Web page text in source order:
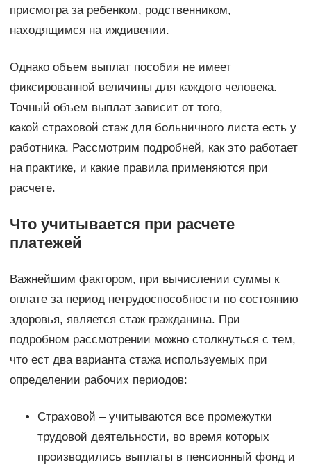
присмотра за ребенком, родственником,
находящимся на иждивении.
Однако объем выплат пособия не имеет
фиксированной величины для каждого человека.
Точный объем выплат зависит от того,
какой страховой стаж для больничного листа есть у
работника. Рассмотрим подробней, как это работает
на практике, и какие правила применяются при
расчете.
Что учитывается при расчете
платежей
Важнейшим фактором, при вычислении суммы к
оплате за период нетрудоспособности по состоянию
здоровья, является стаж гражданина. При
подробном рассмотрении можно столкнуться с тем,
что ест два варианта стажа используемых при
определении рабочих периодов:
Страховой – учитываются все промежутки
трудовой деятельности, во время которых
производились выплаты в пенсионный фонд и